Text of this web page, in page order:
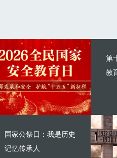
第
教
国家公祭日：我是历史
记忆传承人